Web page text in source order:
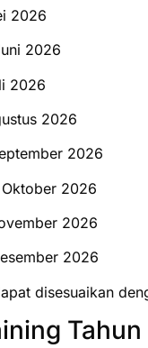
2026
2026
2026
2026
2026
Oktober 2026
2026
2026
disesuaikan